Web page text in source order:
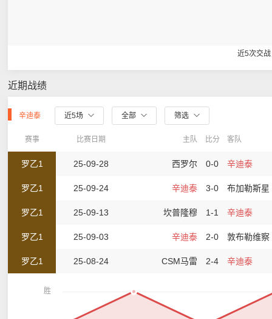
近5次交
近期战绩
辛迪泰 近5场 全部 筛选
赛事 比赛日期 主队 比分 客队
罗乙1 25-09-28 西罗尔 0-0 辛迪泰
罗乙1 25-09-24 辛迪泰 3-0 布加勒斯星
罗乙1 25-09-13 坎普隆穆 1-1 辛迪泰
罗乙1 25-09-03 辛迪泰 2-0 敦布勒维察
罗乙1 25-08-24 CSM马雷 2-4 辛迪泰
胜